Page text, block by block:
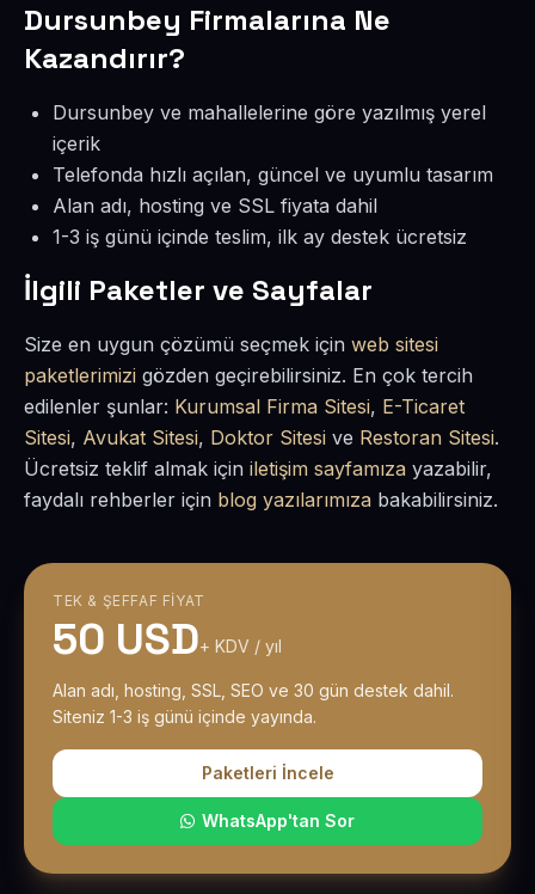
Dursunbey Firmalarına Ne
Kazandırır?
Dursunbey ve mahallelerine göre yazılmış yerel
içerik
Telefonda hızlı açılan, güncel ve uyumlu tasarım
Alan adı, hosting ve SSL fiyata dahil
1-3 iş günü içinde teslim, ilk ay destek ücretsiz
İlgili Paketler ve Sayfalar
Size en uygun çözümü seçmek için web sitesi
paketlerimizi gözden geçirebilirsiniz. En çok tercih
edilenler şunlar: Kurumsal Firma Sitesi, E-Ticaret
Sitesi, Avukat Sitesi, Doktor Sitesi ve Restoran Sitesi.
Ücretsiz teklif almak için iletişim sayfamıza yazabilir,
faydalı rehberler için blog yazılarımıza bakabilirsiniz.
TEK & ŞEFFAF FIYAT
50 USD+ KDV / yıl
Alan adı, hosting, SSL, SEO ve 30 gün destek dahil.
Siteniz 1-3 iş günü içinde yayında.
Paketleri İncele
WhatsApp'tan Sor